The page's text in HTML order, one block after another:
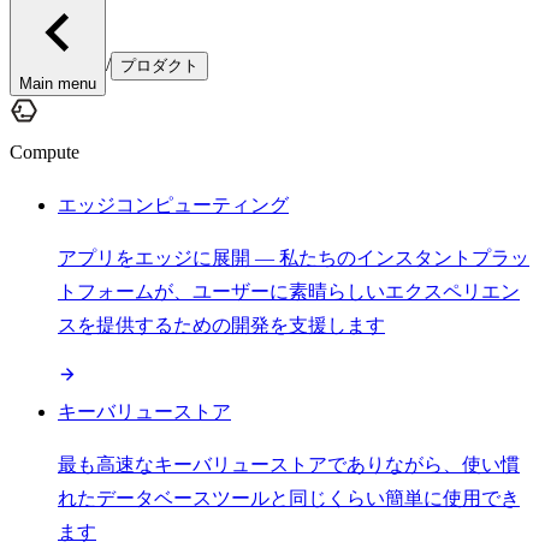
Main menu
/ プロダクト
Compute
エッジコンピューティング
アプリをエッジに展開 — 私たちのインスタントプラッ
トフォームが、ユーザーに素晴らしいエクスペリエン
スを提供するための開発を支援します
キーバリューストア
最も高速なキーバリューストアでありながら、使い慣
れたデータベースツールと同じくらい簡単に使用でき
ます